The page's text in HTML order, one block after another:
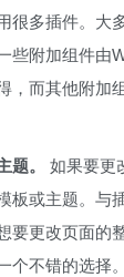
很多插件。大
些附加组件由
，而其他附加
题。
如果要更
板或主题。与
要更改页面的
个不错的选择